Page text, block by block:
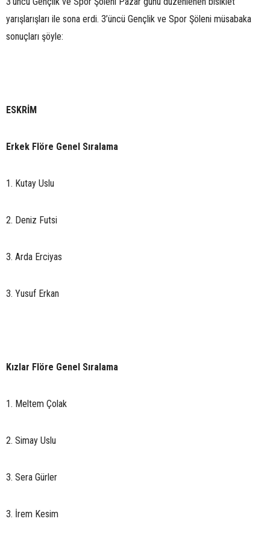
yarışlarışları ile sona erdi. 3’üncü Gençlik ve Spor Şöleni müsabaka
sonuçları şöyle:
ESKRİM
Erkek Flöre Genel Sıralama
1. Kutay Uslu
2. Deniz Futsi
3. Arda Erciyas
3. Yusuf Erkan
Kızlar Flöre Genel Sıralama
1. Meltem Çolak
2. Simay Uslu
3. Sera Gürler
3. İrem Kesim